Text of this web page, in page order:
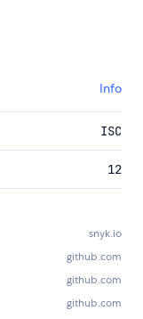
Info
ISC
12
snyk.io
github.com
github.com
github.com